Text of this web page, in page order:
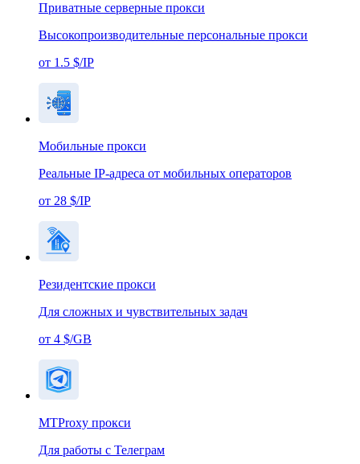
Приватные серверные прокси
Высокопроизводительные персональные прокси
от 1.5 $/IP
Мобильные прокси
Реальные IP-адреса от мобильных операторов
от 28 $/IP
Резидентские прокси
Для сложных и чувствительных задач
от 4 $/GB
MTProxy прокси
Для работы с Телеграм